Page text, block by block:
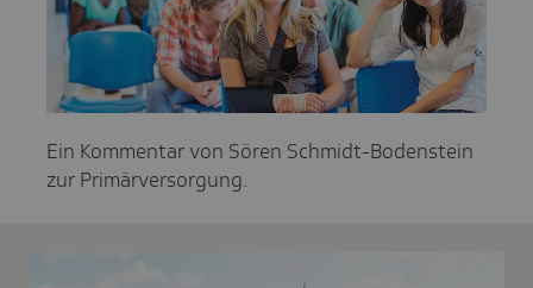
Ein Kommentar von Sören Schmidt-Bodenstein
zur Primärversorgung.